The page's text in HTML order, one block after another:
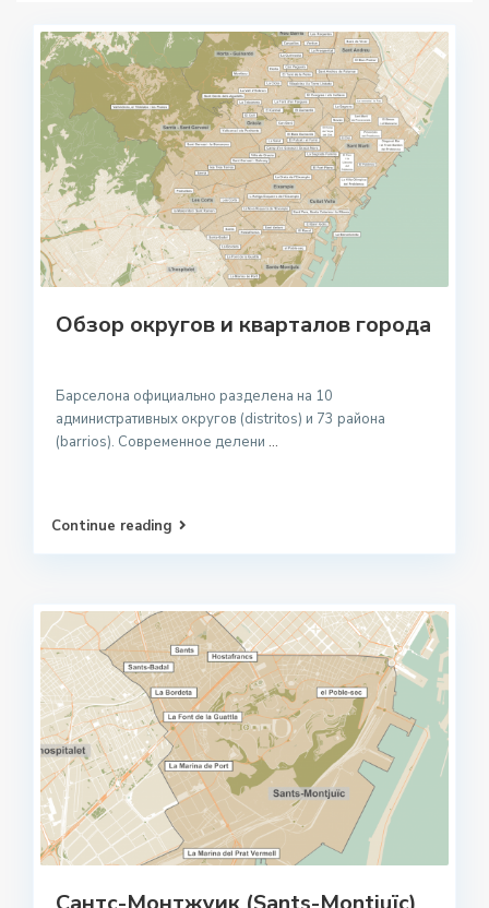
Обзор округов и кварталов города
Барселона официально разделена на 10
административных округов (distritos) и 73 района
(barrios). Современное делени ...
Continue reading